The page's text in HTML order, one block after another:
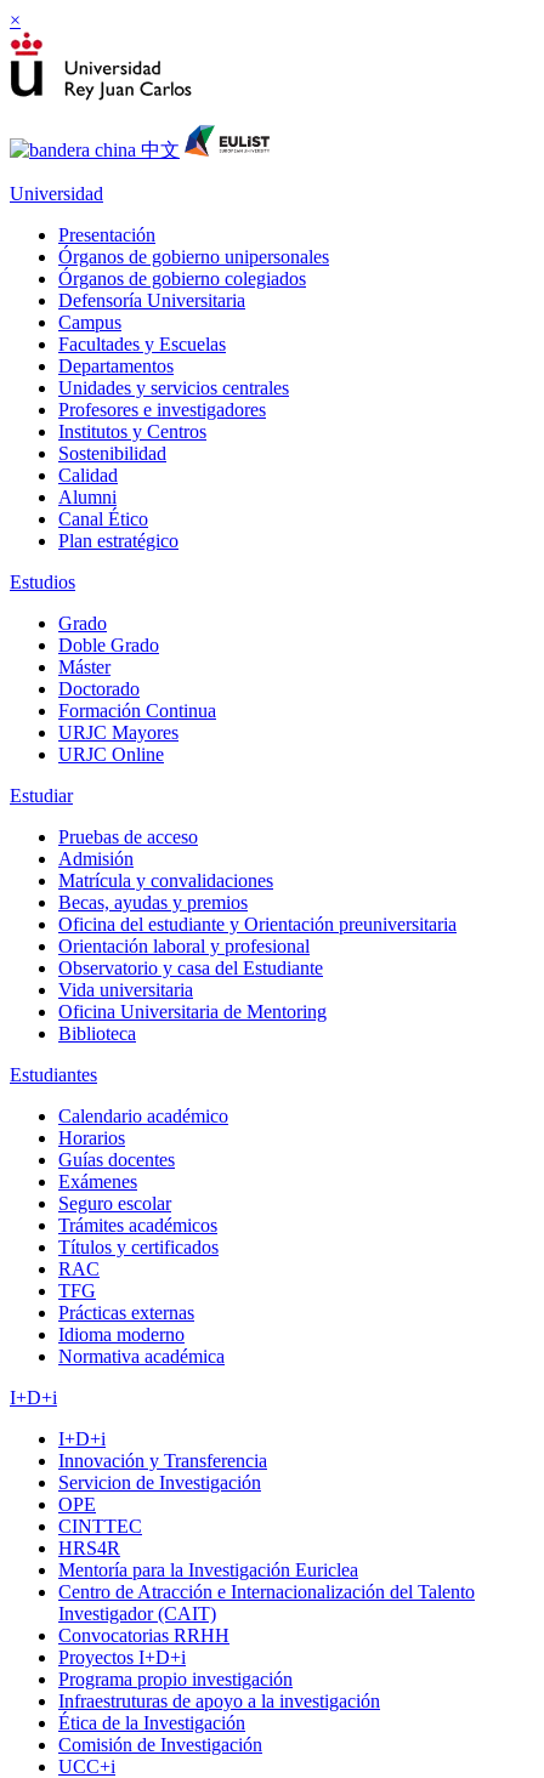
×
Universidad
Presentación
Órganos de gobierno unipersonales
Órganos de gobierno colegiados
Defensoría Universitaria
Campus
Facultades y Escuelas
Departamentos
Unidades y servicios centrales
Profesores e investigadores
Institutos y Centros
Sostenibilidad
Calidad
Alumni
Canal Ético
Plan estratégico
Estudios
Grado
Doble Grado
Máster
Doctorado
Formación Continua
URJC Mayores
URJC Online
Estudiar
Pruebas de acceso
Admisión
Matrícula y convalidaciones
Becas, ayudas y premios
Oficina del estudiante y Orientación preuniversitaria
Orientación laboral y profesional
Observatorio y casa del Estudiante
Vida universitaria
Oficina Universitaria de Mentoring
Biblioteca
Estudiantes
Calendario académico
Horarios
Guías docentes
Exámenes
Seguro escolar
Trámites académicos
Títulos y certificados
RAC
TFG
Prácticas externas
Idioma moderno
Normativa académica
I+D+i
I+D+i
Innovación y Transferencia
Servicion de Investigación
OPE
CINTTEC
HRS4R
Mentoría para la Investigación Euriclea
Centro de Atracción e Internacionalización del Talento
Investigador (CAIT)
Convocatorias RRHH
Proyectos I+D+i
Programa propio investigación
Infraestruturas de apoyo a la investigación
Ética de la Investigación
Comisión de Investigación
UCC+i